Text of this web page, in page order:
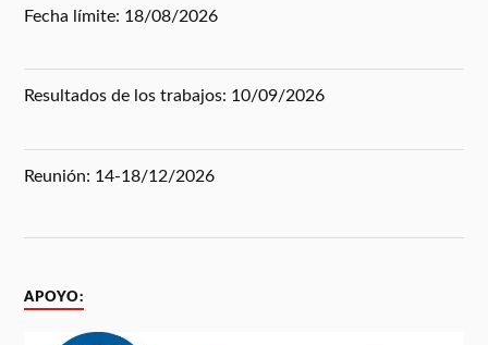
Fecha límite: 18/08/2026
Resultados de los trabajos: 10/09/2026
Reunión: 14-18/12/2026
APOYO: